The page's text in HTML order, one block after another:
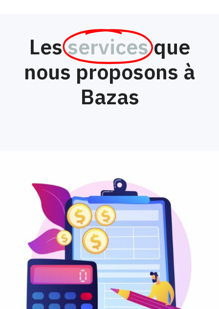
Lesservices que
nous proposons à
Bazas